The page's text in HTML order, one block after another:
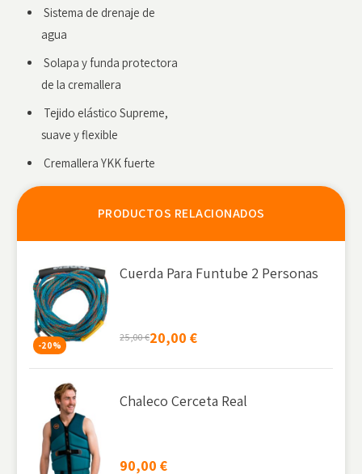
Sistema de drenaje de
agua
Solapa y funda protectora
de la cremallera
Tejido elástico Supreme,
suave y flexible
Cremallera YKK fuerte
PRODUCTOS RELACIONADOS
-20%
Cuerda Para Funtube 2 Personas
25,00€20,00€
Chaleco Cerceta Real
90,00€